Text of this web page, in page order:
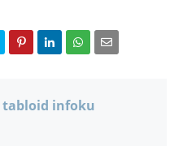
tabloid infoku